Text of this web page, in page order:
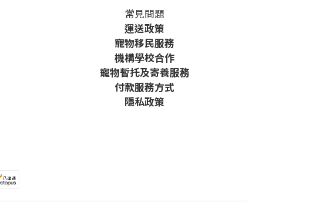
常見問題
運送政策
寵物移民服務
機構學校合作
寵物暫托及寄養服務
付款服務方式
隱私政策